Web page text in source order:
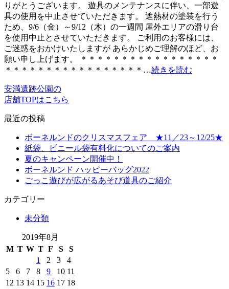
りがとうございます。 遊具のメンテナンスに伴い、一部遊
具の使用を中止させていただきます。 遮熱材の塗装を行う
ため、9/6（金）～9/12（木）の一週間 屋外エリアの滑り台
を使用中止とさせていただきます。 ご利用のお客様には、
ご迷惑をおかけいたしますが あらかじめご理解のほど、お
願い申し上げます。 ＊＊＊＊＊＊＊＊＊＊＊＊＊＊＊＊＊
＊＊＊＊＊＊＊＊＊＊＊＊＊＊＊＊＊…続きを読む
安満遺跡公園の
店舗TOPはこちら
最近の投稿
ボーネルンドのクリスマスフェア ★11／23～12/25★
紙袋、ビニール袋有料化についてのご案内
夏のキャンペーン開催中！
ボーネルンド ハッピーバッグ2022
ごっこ遊びが広がるあそび道具のご紹介
カテゴリー
未分類
2019年8月
M T W T F S
S
1
2 3
4
5
6 7 8 9 10 11
12 13 14 15 16 17 18